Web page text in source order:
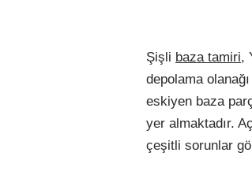
Şişli baza tamiri,
depolama
eskiyen baza
yer almaktadır.
çeşitli sorunlar